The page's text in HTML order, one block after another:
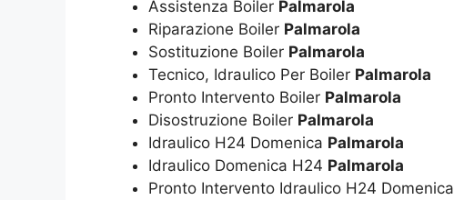
Assistenza Boiler Palmarola
Riparazione Boiler Palmarola
Sostituzione Boiler Palmarola
Tecnico, Idraulico Per Boiler Palmarola
Pronto Intervento Boiler Palmarola
Disostruzione Boiler Palmarola
Idraulico H24 Domenica Palmarola
Idraulico Domenica H24 Palmarola
Pronto Intervento Idraulico H24 Domenica